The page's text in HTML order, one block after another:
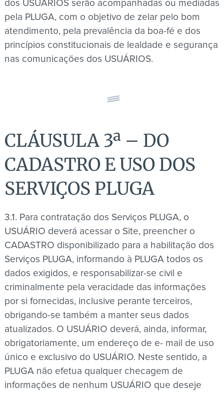
dos USUÁRIOS serão acompanhadas ou mediadas
pela PLUGA, com o objetivo de zelar pelo bom
atendimento, pela prevalência da boa-fé e dos
princípios constitucionais de lealdade e segurança
nas comunicações dos USUÁRIOS.
CLÁUSULA 3ª – DO
CADASTRO E USO DOS
SERVIÇOS PLUGA
3.1. Para contratação dos Serviços PLUGA, o
USUÁRIO deverá acessar o Site, preencher o
CADASTRO disponibilizado para a habilitação dos
Serviços PLUGA, informando à PLUGA todos os
dados exigidos, e responsabilizar-se civil e
criminalmente pela veracidade das informações
por si fornecidas, inclusive perante terceiros,
obrigando-se também a manter seus dados
atualizados. O USUÁRIO deverá, ainda, informar,
obrigatoriamente, um endereço de e- mail de uso
único e exclusivo do USUÁRIO. Neste sentido, a
PLUGA não efetua qualquer checagem de
informações de nenhum USUÁRIO que deseje